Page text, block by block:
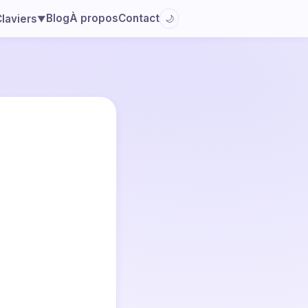
▼BlogÀ proposContact 🌙